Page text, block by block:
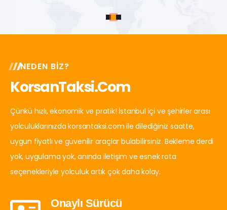
NEDEN BIZ?
KorsanTaksi.com
Çünkü hızlı, ekonomik ve pratik! İstanbul içi ve şehirler arası
yolculuklarınızda korsantaksi.com ile dilediğiniz saatte,
uygun fiyatlı ve güvenilir araçlar bulabilirsiniz. Bekleme derdi
yok, uygulama yok, anında iletişim ve esnek rota
seçenekleriyle yolculuk artık çok daha kolay.
Onaylı Sürücü